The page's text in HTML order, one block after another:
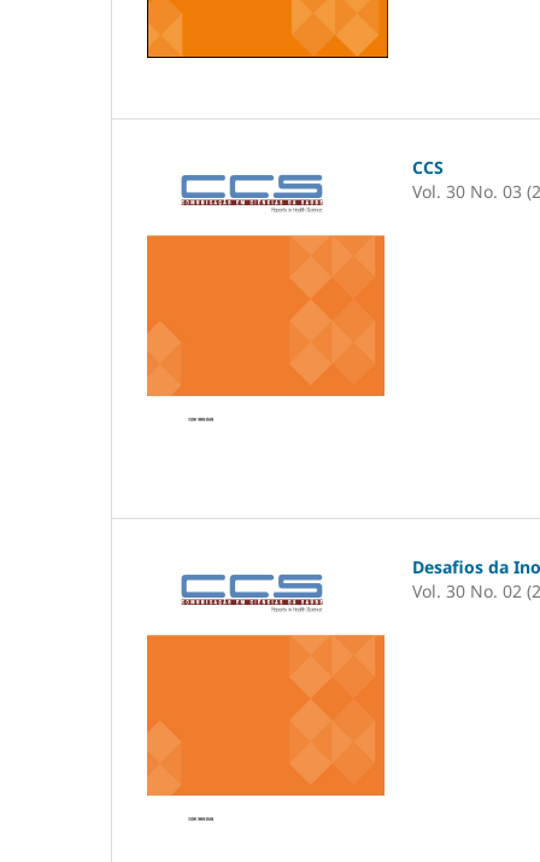
CCS
Vol. 30 No. 03
Desafios da
Vol. 30 No. 02